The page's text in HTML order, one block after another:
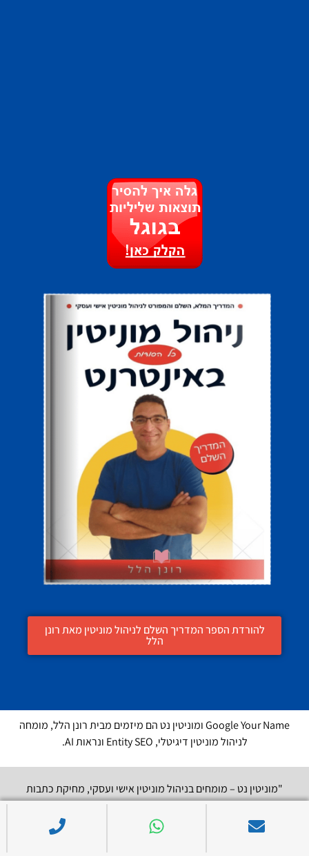
להורדת הספר המדריך השלם לניהול מוניטין מאת רונן
הלל
Google Your Name ומוניטין נט הם מיזמים מבית רונן הלל, מומחה
לניהול מוניטין דיגיטלי, Entity SEO ונראות AI.
"מוניטין נט – מומחים בניהול מוניטין אישי ועסקי, מחיקת כתבות
שליליות ודחיקת תוצאות מגוגל. הפתרון שלך לשמירה על שם נקי
באינטרנט."